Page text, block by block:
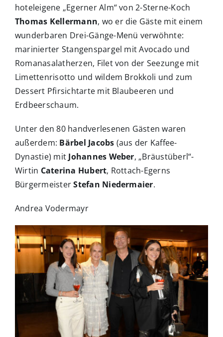
hoteleigene „Egerner Alm“ von 2-Sterne-Koch
Thomas Kellermann, wo er die Gäste mit einem
wunderbaren Drei-Gänge-Menü verwöhnte:
marinierter Stangenspargel mit Avocado und
Romanasalatherzen, Filet von der Seezunge mit
Limettenrisotto und wildem Brokkoli und zum
Dessert Pfirsichtarte mit Blaubeeren und
Erdbeerschaum.
Unter den 80 handverlesenen Gästen waren
außerdem: Bärbel Jacobs (aus der Kaffee-
Dynastie) mitJohannes Weber, „Bräustüberl“-
Wirtin Caterina Hubert, Rottach-Egerns
BürgermeisterStefan Niedermaier.
Andrea Vodermayr